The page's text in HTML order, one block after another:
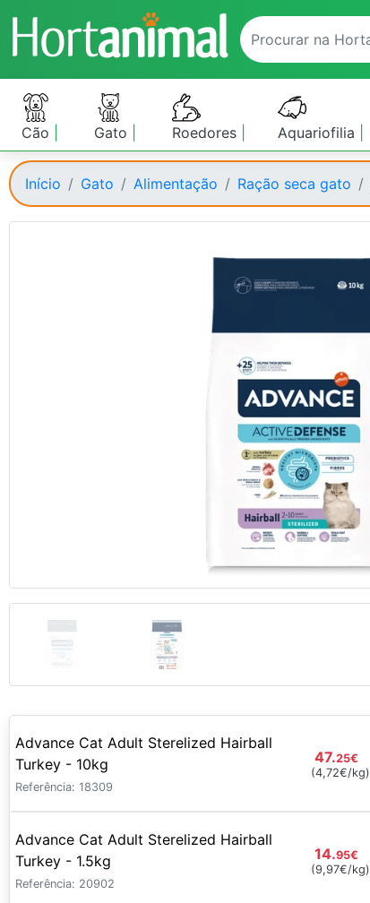
Cão Gato Roedores Aquariofilia
Início Gato Alimentação Ração seca gato
Advance Cat Adult Sterelized Hairball
Turkey - 10kg
Referência: 18309
47.25€
(4,72€/kg)
Advance Cat Adult Sterelized Hairball
Turkey - 1.5kg
Referência: 20902
14.95€
(9,97€/kg)